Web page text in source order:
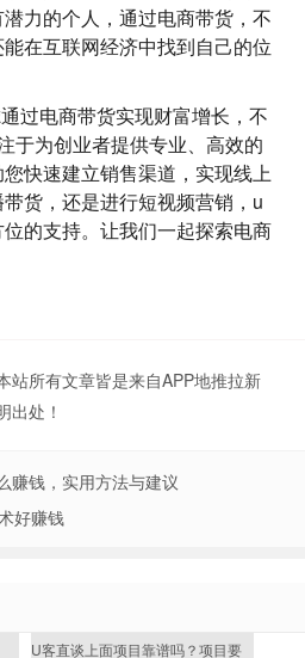
力的个人，通过电商带货，不
在互联网经济中找到自己的位
过电商带货实现财富增长，不
于为创业者提供专业、高效的
快速建立销售渠道，实现线上
货，还是进行短视频营销，u
的支持。让我们一起探索电商
站所有文章皆是来自APP地推拉新
出处！
赚钱，实用方法与建议
好赚钱
U客直谈上面项目靠谱吗？项目要